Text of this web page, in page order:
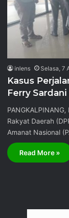
inlens Selasa, 7
Kasus
Ferry
Rakyat Daerah
Amanat Nasional
Read More »